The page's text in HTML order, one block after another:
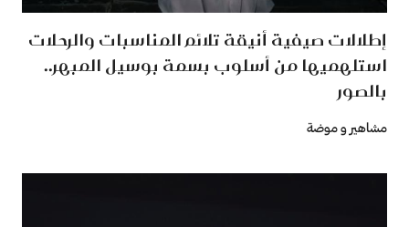
إطلالات صيفية أنيقة تلائم المناسبات والرحلات
استلهميها من أسلوب بسمة بوسيل المبهر..
بالصور
مشاهير و موضة